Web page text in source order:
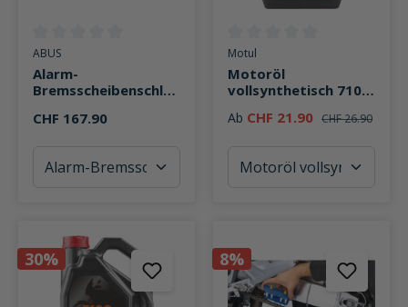
Durchschnittliche Bewertung von 0 von 5 Sternen
ABUS
Alarm-
Bremsscheibenschlos
CHF 167.90
Durchschnittliche Bewertung
Motul
Motoröl
vollsynthetisch 7100
Ab CHF 21.90 CHF 26.90
30% 8%